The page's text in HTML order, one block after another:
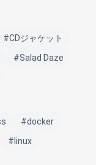
#CDジャケット
#Salad Daze
#docker
#linux